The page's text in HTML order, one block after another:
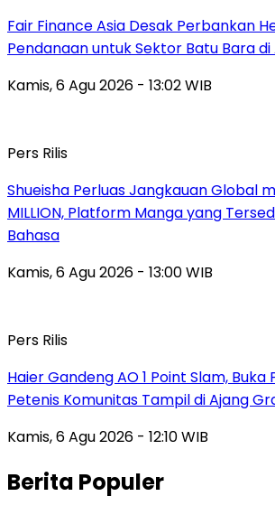
Fair Finance Asia Desak Perbankan
Pendanaan untuk Sektor Batu Bara di
Kamis, 6 Agu 2026 - 13:02 WIB
Pers Rilis
Shueisha Perluas Jangkauan Global
MILLION, Platform Manga yang
Bahasa
Kamis, 6 Agu 2026 - 13:00 WIB
Pers Rilis
Haier Gandeng AO 1 Point Slam, Buka
Petenis Komunitas Tampil di Ajang
Kamis, 6 Agu 2026 - 12:10 WIB
Berita Populer